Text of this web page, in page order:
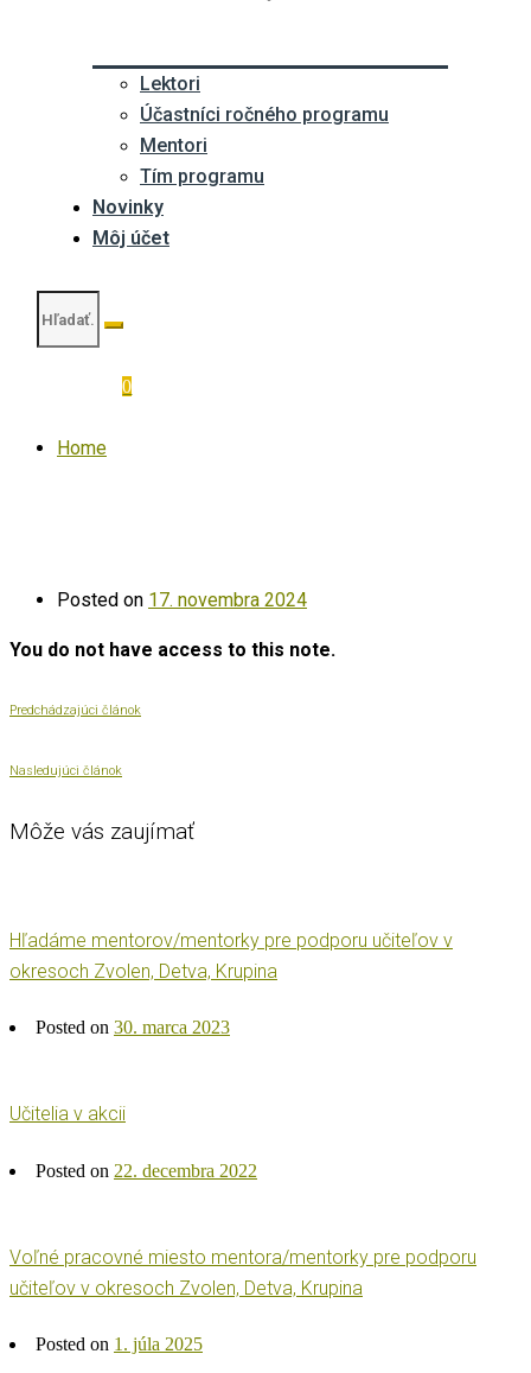
Lektori
Účastníci ročného programu
Mentori
Tím programu
Novinky
Môj účet
0
Home
Posted on 17. novembra 2024
You do not have access to this note.
Predchádzajúci článok
Nasledujúci článok
Môže vás zaujímať
Hľadáme mentorov/mentorky pre podporu učiteľov v
okresoch Zvolen, Detva, Krupina
Posted on 30. marca 2023
Učitelia v akcii
Posted on 22. decembra 2022
Voľné pracovné miesto mentora/mentorky pre podporu
učiteľov v okresoch Zvolen, Detva, Krupina
Posted on 1. júla 2025